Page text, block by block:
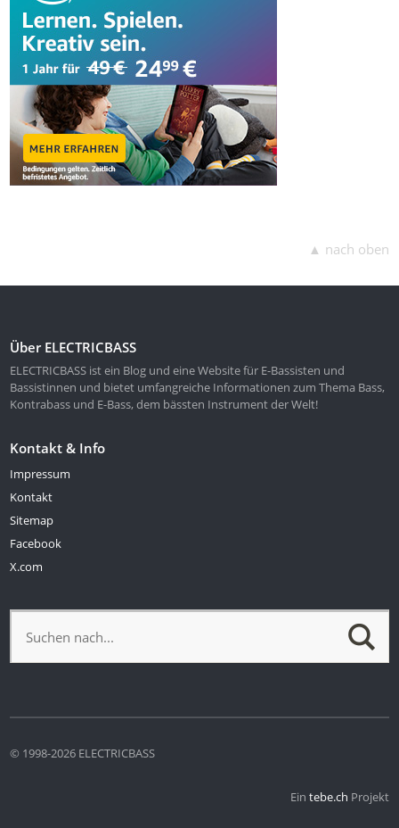
▲ nach oben
Über ELECTRICBASS
ELECTRICBASS ist ein Blog und eine Website für E-Bassisten und
Bassistinnen und bietet umfangreiche Informationen zum Thema Bass,
Kontrabass und E-Bass, dem bässten Instrument der Welt!
Kontakt & Info
Impressum
Kontakt
Sitemap
Facebook
X.com
© 1998-2026 ELECTRICBASS
Ein tebe.ch Projekt